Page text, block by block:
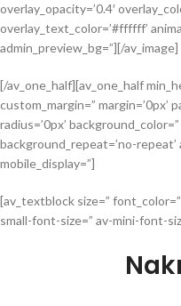
overlay_opacity=’0.4′
overlay_text_color=’#ffffff’
admin_preview_bg=”][/av_image]
[/av_one_half][av_one_half
custom_margin=” margin=’0px’
radius=’0px’
background_repeat=’no-repeat’
mobile_display=”]
[av_textblock size=”
small-font-size=” av-mini-font-